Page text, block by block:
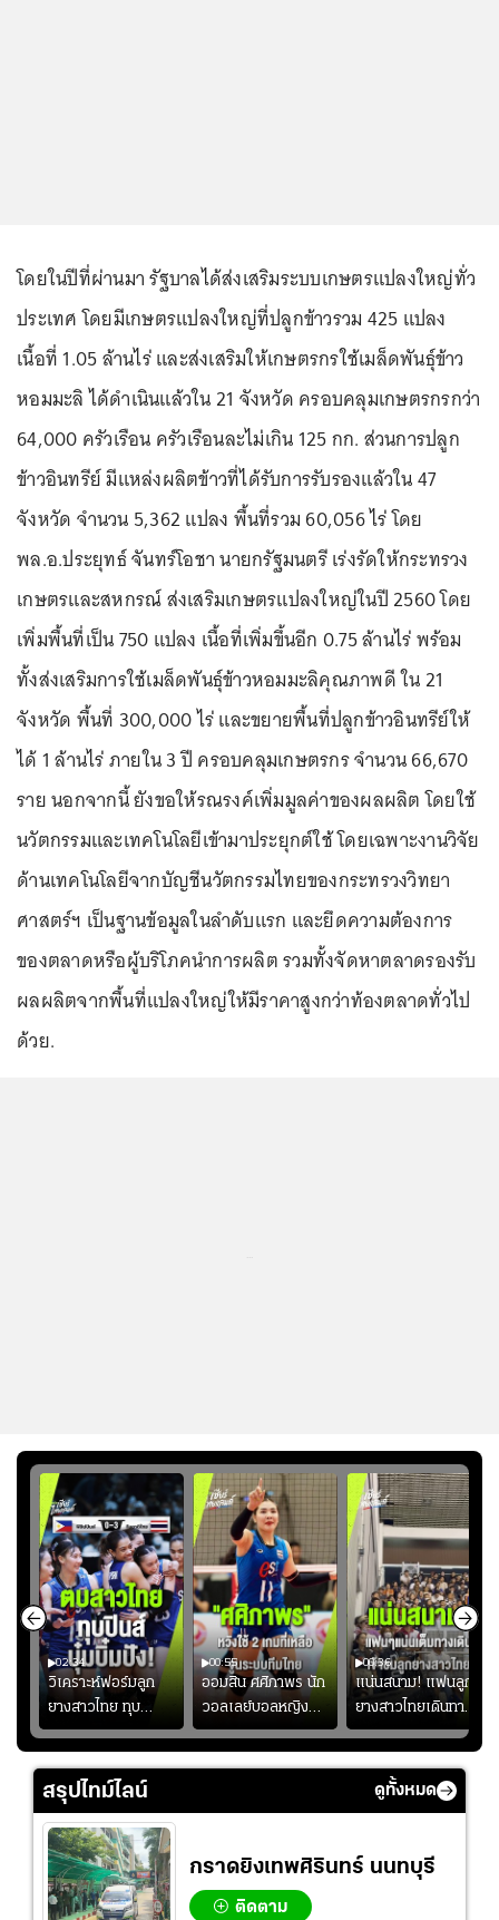
โดยในปีที่ผ่านมา รัฐบาลได้ส่งเสริมระบบเกษตรแปลงใหญ่ทั่ว
ประเทศ โดยมีเกษตรแปลงใหญ่ที่ปลูกข้าวรวม 425 แปลง
เนื้อที่ 1.05 ล้านไร่ และส่งเสริมให้เกษตรกรใช้เมล็ดพันธุ์ข้าว
หอมมะลิ ได้ดำเนินแล้วใน 21 จังหวัด ครอบคลุมเกษตรกรกว่า
64,000 ครัวเรือน ครัวเรือนละไม่เกิน 125 กก. ส่วนการปลูก
ข้าวอินทรีย์ มีแหล่งผลิตข้าวที่ได้รับการรับรองแล้วใน 47
จังหวัด จำนวน 5,362 แปลง พื้นที่รวม 60,056 ไร่ โดย
พล.อ.ประยุทธ์ จันทร์โอชา นายกรัฐมนตรี เร่งรัดให้กระทรวง
เกษตรและสหกรณ์ ส่งเสริมเกษตรแปลงใหญ่ในปี 2560 โดย
เพิ่มพื้นที่เป็น 750 แปลง เนื้อที่เพิ่มขึ้นอีก 0.75 ล้านไร่ พร้อม
ทั้งส่งเสริมการใช้เมล็ดพันธุ์ข้าวหอมมะลิคุณภาพดี ใน 21
จังหวัด พื้นที่ 300,000 ไร่ และขยายพื้นที่ปลูกข้าวอินทรีย์ให้
ได้ 1 ล้านไร่ ภายใน 3 ปี ครอบคลุมเกษตรกร จำนวน 66,670
ราย นอกจากนี้ ยังขอให้รณรงค์เพิ่มมูลค่าของผลผลิต โดยใช้
นวัตกรรมและเทคโนโลยีเข้ามาประยุกต์ใช้ โดยเฉพาะงานวิจัย
ด้านเทคโนโลยีจากบัญชีนวัตกรรมไทยของกระทรวงวิทยา
ศาสตร์ฯ เป็นฐานข้อมูลในลำดับแรก และยึดความต้องการ
ของตลาดหรือผู้บริโภคนำการผลิต รวมทั้งจัดหาตลาดรองรับ
ผลผลิตจากพื้นที่แปลงใหญ่ให้มีราคาสูงกว่าท้องตลาดทั่วไป
ด้วย.
02:34
วิเคราะห์ฟอร์มลูก
ยางสาวไทย ทุบ
ฟิลิปปินส์ 3-0! "บุ๋ม
บิ๋ม" คืนสนามสุดปัง
#วอลเลย์บอลชาย
ทีมชาติไทย
00:55
ออมสิน ศศิภาพร นัก
วอลเลย์บอลหญิงทีม
ชาติไทย หวังใช้ 2
เกมที่เหลือ ปรับจู
00:36
แน่นสนาม! แฟนลูก
ยางสาวไทยเดินทาง
เข้ามาเชียร์สาวไทย
อย่างคึกคัก เพื่อให้
กำลังใจ ก่อนที่สาว
สรุปไทม์ไลน์ ดูทั้งหมด
กราดยิงเทพศิรินทร์ นนทบุรี
ติดตาม